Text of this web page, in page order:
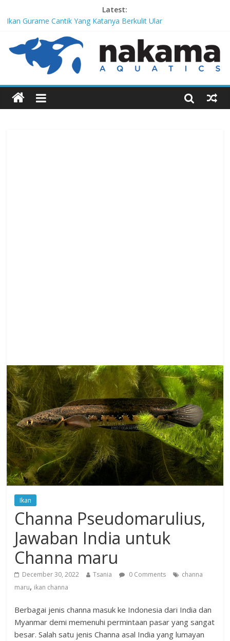
Latest:
Ikan Gurame Cantik Yang Katanya Berkulit Ular
Chitala Lopis, Ikan Belida Yang Kembali dari Kepunahannya
Channa Orientalis, Kembaran Limbata Yang Tidak Populer di
Indonesia
Red-Tailed Black Shark, Hiu Gadungan Yang Terancam Punah
Ikan
Channa Pseudomarulius,
Jawaban India untuk
Channa maru
December 30, 2022 Tsania 0 Comments
channa
maru, ikan channa
Berbagai jenis channa masuk ke Indonesia dari India dan
Myanmar demi memenuhi permintaan pasar yang sangat
besar. Salah satu jenis Channa asal India yang lumayan